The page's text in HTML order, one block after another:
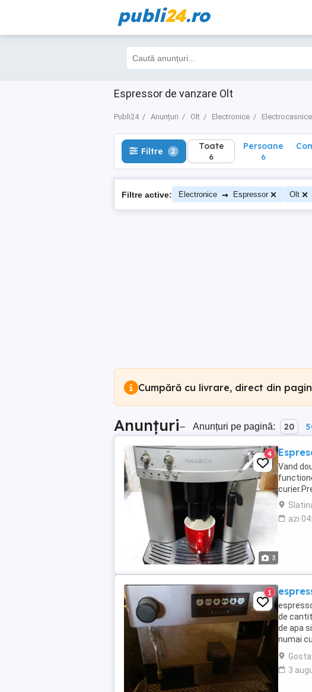
publi24.ro
Espressor de vanzare Olt
Publi24 Anunțuri Olt Electronice Electrocasnice
Filtre 2 Toate
6
Filtre 2 Toate
6
Persoane
6
Filtre active: Electronice → Espressor Olt
Cumpără cu livrare, direct din
Anunțuri– Anunțuri pe pagină: 20
3
4
Vand
azi
1
de
de apa
numai
55 kg
3